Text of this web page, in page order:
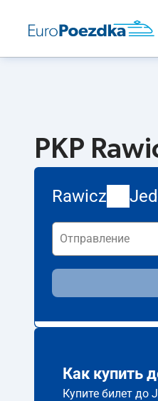
PKP
Rawicz
Как купить
Купите билет до